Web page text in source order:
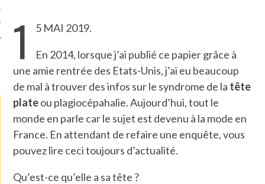
LA PHOTO
1 5 MAI 2019.
En 2014, lorsque j’ai publié ce papier grâce à
une amie rentrée des Etats-Unis, j’ai eu beaucoup
de mal à trouver des infos sur le syndrome de la tête
plateou plagiocépahalie. Aujourd’hui, tout le
monde en parle car le sujet est devenu à la mode en
France. En attendant de refaire une enquête, vous
pouvez lire ceci toujours d’actualité.
Qu’est-ce qu’elle a sa tête ?